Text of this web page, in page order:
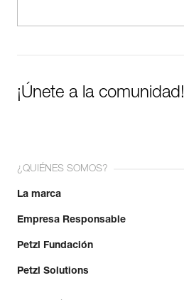
¡Únete a la comunidad!
¿QUIÉNES SOMOS?
La marca
Empresa Responsable
Petzl Fundación
Petzl Solutions